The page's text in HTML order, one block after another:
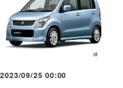
2023/09/25 00:00